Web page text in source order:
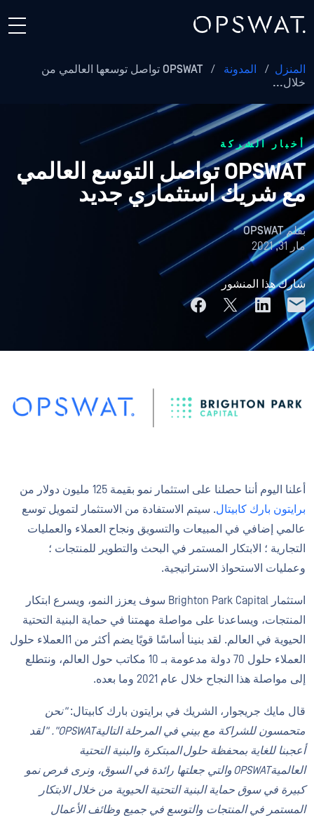
المنزل / المدونة /
OPSWAT تواصل توسعها العالمي من
خلال...
أخبار الشركة
OPSWAT تواصل التوسع العالمي
مع شريك استثماري جديد
بقلمOPSWAT
مار 31, 2021
شارك هذا المنشور
أعلنا اليوم أننا حصلنا على استثمار نمو بقيمة 125 مليون دولار من
برايتون بارك كابيتال. سيتم الاستفادة من الاستثمار لتمويل توسع
عالمي إضافي في المبيعات والتسويق ونجاح العملاء والعمليات
التجارية ؛ الابتكار المستمر في البحث والتطوير للمنتجات ؛
وعمليات الاستحواذ الاستراتيجية.
استثمار Brighton Park Capital سوف يعزز النمو، ويسرع ابتكار
المنتجات، ويساعدنا على مواصلة مهمتنا في حماية البنية التحتية
الحيوية في العالم. لقد بنينا أساسًا قويًا يضم أكثر من 1العملاء حلول
العملاء حلول 70 دولة مدعومة بـ 10 مكاتب حول العالم، ونتطلع
إلى مواصلة هذا النجاح خلال عام 2021 وما بعده.
قال مايك جريجوار، الشريك في برايتون بارك كابيتال:"نحن
متحمسون للشراكة مع بيني في المرحلة التاليةOPSWAT".
"لقد
أعجبنا للغاية بمحفظة حلول المبتكرة والبنية التحتية
العالميةOPSWAT والتي جعلتها رائدة في السوق، ونرى فرص نمو
كبيرة في سوق حماية البنية التحتية الحيوية من خلال الابتكار
المستمر في المنتجات والتوسع في جميع وظائف الأعمال